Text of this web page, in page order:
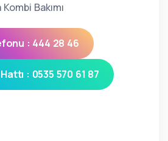
Bakımı
: 444 28 46
: 0535 570 61 87